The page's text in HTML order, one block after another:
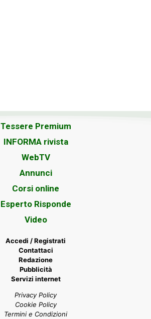
Tessere Premium
INFORMA rivista
WebTV
Annunci
Corsi online
Esperto Risponde
Video
Accedi / Registrati
Contattaci
Redazione
Pubblicità
Servizi internet
Privacy Policy
Cookie Policy
Termini e Condizioni